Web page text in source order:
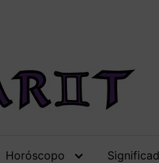
Horóscopo